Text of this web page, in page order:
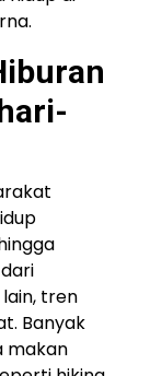
tren
Banyak
makan